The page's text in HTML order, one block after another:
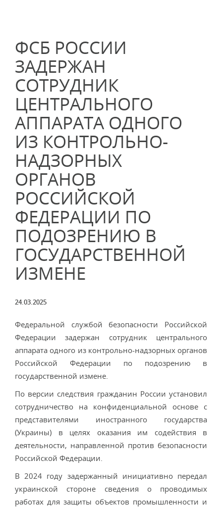
ФСБ РОССИИ
ЗАДЕРЖАН
СОТРУДНИК
ЦЕНТРАЛЬНОГО
АППАРАТА ОДНОГО
ИЗ КОНТРОЛЬНО-
НАДЗОРНЫХ
ОРГАНОВ
РОССИЙСКОЙ
ФЕДЕРАЦИИ ПО
ПОДОЗРЕНИЮ В
ГОСУДАРСТВЕННОЙ
ИЗМЕНЕ
24.03.2025
Федеральной службой безопасности Российской
Федерации задержан сотрудник центрального
аппарата одного из контрольно-надзорных органов
Российской Федерации по подозрению в
государственной измене.
По версии следствия гражданин России установил
сотрудничество на конфиденциальной основе с
представителями иностранного государства
(Украины) в целях оказания им содействия в
деятельности, направленной против безопасности
Российской Федерации.
В 2024 году задержанный инициативно передал
украинской стороне сведения о проводимых
работах для защиты объектов промышленности и